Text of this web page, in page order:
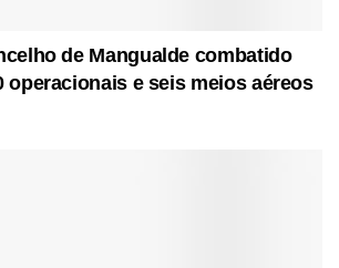
de Mangualde combatido
operacionais e seis meios aéreos